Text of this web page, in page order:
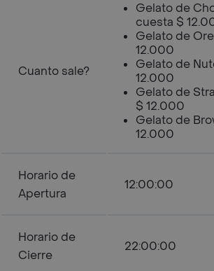
Cuanto sale?
Gelato de
cuesta $
Gelato de
12.000
Gelato de
12.000
Gelato de
$ 12.000
Gelato de
12.000
Horario de
Apertura
12:00:00
Horario de
Cierre
22:00:00